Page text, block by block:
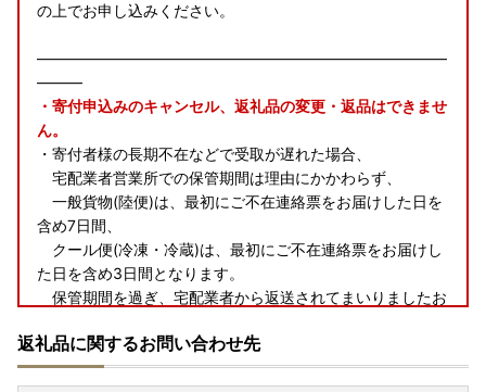
の上でお申し込みください。
―――――――――――――――――――――――――――
―――
・寄付申込みのキャンセル、返礼品の変更・返品はできませ
ん。
・寄付者様の長期不在などで受取が遅れた場合、
宅配業者営業所での保管期間は理由にかかわらず、
一般貨物(陸便)は、最初にご不在連絡票をお届けした日を
含め7日間、
クール便(冷凍・冷蔵)は、最初にご不在連絡票をお届けし
た日を含め3日間となります。
保管期間を過ぎ、宅配業者から返送されてまいりましたお
再発送いたしかねますので、期間内に必ずお受け取りくだ
さいますようお願いいたします。
返礼品に関するお問い合わせ先